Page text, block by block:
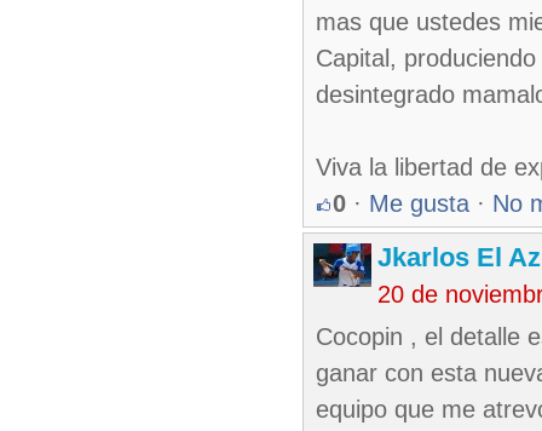
mas que ustedes
Capital,
desintegrado
Viva la libertad de
0 · Me gusta · No
Jkarlos El
20 de
Cocopin , el detalle
ganar con esta
equipo que me